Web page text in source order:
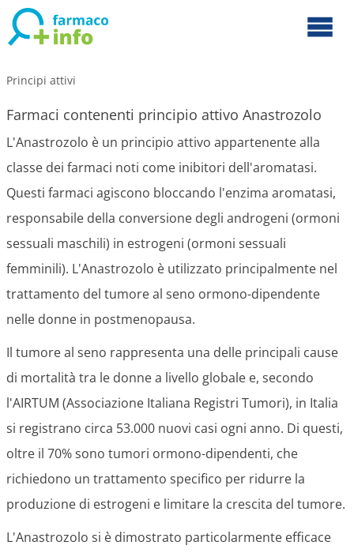
Principi attivi
Farmaci contenenti principio attivo Anastrozolo
L'Anastrozolo è un principio attivo appartenente alla
classe dei farmaci noti come inibitori dell'aromatasi.
Questi farmaci agiscono bloccando l'enzima aromatasi,
responsabile della conversione degli androgeni (ormoni
sessuali maschili) in estrogeni (ormoni sessuali
femminili). L'Anastrozolo è utilizzato principalmente nel
trattamento del tumore al seno ormono-dipendente
nelle donne in postmenopausa.
Il tumore al seno rappresenta una delle principali cause
di mortalità tra le donne a livello globale e, secondo
l'AIRTUM (Associazione Italiana Registri Tumori), in Italia
si registrano circa 53.000 nuovi casi ogni anno. Di questi,
oltre il 70% sono tumori ormono-dipendenti, che
richiedono un trattamento specifico per ridurre la
produzione di estrogeni e limitare la crescita del tumore.
L'Anastrozolo si è dimostrato particolarmente efficace